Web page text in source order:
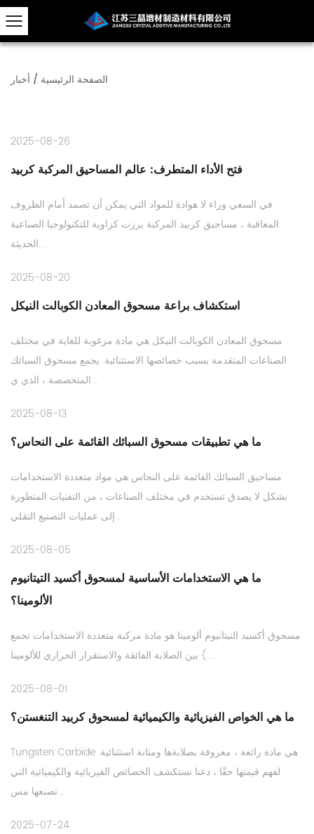
الصفحة الرئيسية / أخبار
2025-08-26
فتح الأداء المتطرف: عالم المساحيق المركبة كربيد
في السعي وراء لا هوادة للمواد التي يمكن أن تصمد أمام الظروف
المعاقبة ، مساحيق كربيد المركبة برزت كزاوية للتكنولوجيا الصناعية
الحديثة....
2025-08-20
استكشاف براعة مسحوق المعادن الكوبالت النيكل
مسحوق المعادن الكوبالت النيكل هي مادة مرغوبة للغاية في مختلف
الصناعات المتقدمة بسبب خصائصها الاستثنائية. يجمع مسحوق السبائك
المتخصصة ، الذي ي...
2025-08-13
ما هي تطبيقات مسحوق السبائك القائمة على النحاس؟
مساحيق السبائك القائمة على النحاس هي مواد متعددة الاستخدامات
بشكل لا يصدق تستخدم في مختلف الصناعات ، من التقنيات المتطورة
إلى عمليات التصنيع التقلي...
2025-08-05
ما هي الاستخدامات الأساسية لمسحوق أكسيد التيتانيوم
الألومينا؟
مسحوق أكسيد التيتانيوم ألومينا هو مادة مركبة متعددة الاستخدامات تجمع
بين الصلابة الفائقة والاستقرار الحراري للألومينا ( ...
2025-08-01
ما هي الخواص الفيزيائية والكيميائية لمسحوق كربيد التنغستن؟
Tungsten Carbide هي مادة رائعة ، معروفة بصلابةها ومتانة استثنائية.
لفهم قيمتها حقًا ، دعنا نستكشف الخصائص الفيزيائية والكيميائية التي
تصنعها مس...
2025-07-24